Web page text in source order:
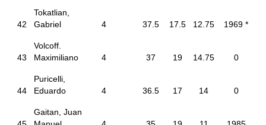
42
Tokatlian,
Gabriel
4 37.5 17.5 12.75 1969 *
43
Volcoff.
Maximiliano
4 37 19 14.75 0
44
Puricelli,
Eduardo
4 36.5 17 14 0
Gaitan, Juan